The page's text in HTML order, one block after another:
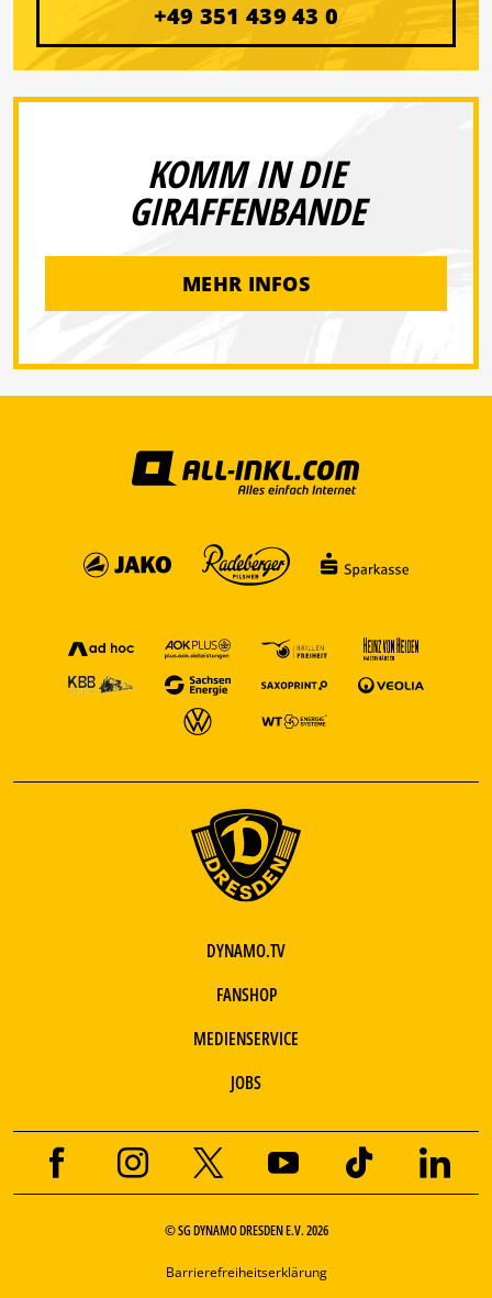
+49 351 439 43 0
KOMM IN DIE
GIRAFFENBANDE
MEHR INFOS
DYNAMO.TV
FANSHOP
MEDIENSERVICE
JOBS
© SG DYNAMO DRESDEN E.V. 2026
Barrierefreiheitserklärung